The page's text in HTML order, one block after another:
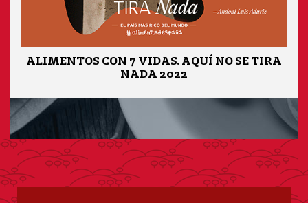
ALIMENTOS CON 7 VIDAS. AQUÍ NO SE TIRA
NADA 2022